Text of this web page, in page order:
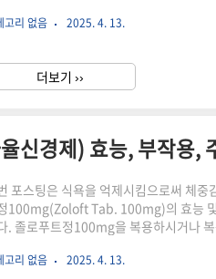
문자료를 근거하여 객관적인 정보만을
엠정의 형태디엠정은 장방형의 흰색 필
형태의 약품임을 알 수 있습니다.디엠정
고리 없음 2025. 4. 13.
더보기 ››
신경제) 효능, 부작용,
포스팅은 식욕을 억제시킴으로써 체
100mg(Zoloft Tab. 100mg)의 효능
. 졸로푸트정100mg을 복용하시거나
기관에 등록되어있는 의약품 전문자료
고리 없음 2025. 4. 13.